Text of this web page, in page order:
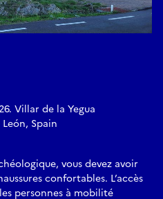
Villar de la Yegua
Spain
vous devez avoir
confortables. L’accès
personnes à mobilité